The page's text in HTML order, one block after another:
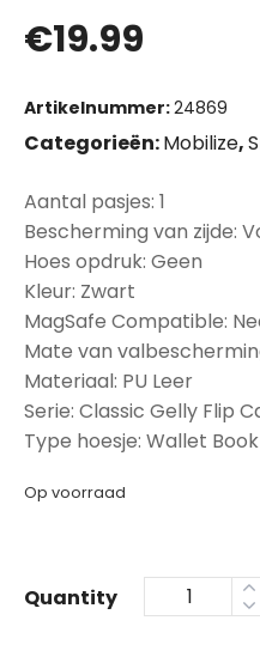
€19.99
Artikelnummer:24869
Categorieën:Mobilize,
Aantal pasjes: 1
Bescherming van zijde:
Hoes opdruk: Geen
Kleur: Zwart
MagSafe Compatible:
Mate van
Materiaal: PU Leer
Serie: Classic Gelly Flip
Type hoesje: Wallet Book
Op voorraad
Quantity